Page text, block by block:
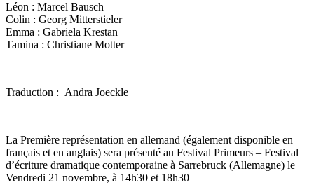
Léon : Marcel Bausch
Colin : Georg Mitterstieler
Emma : Gabriela Krestan
Tamina : Christiane Motter
Traduction : Andra Joeckle
La Première représentation en allemand (également disponible en
français et en anglais) sera présenté au Festival Primeurs – Festival
d’écriture dramatique contemporaine à Sarrebruck (Allemagne) le
Vendredi 21 novembre, à 14h30 et 18h30